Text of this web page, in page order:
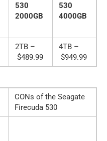
530
2000GB
530
4000GB
2TB –
$489.99
4TB –
$949.99
CONs of the Seagate
Firecuda 530